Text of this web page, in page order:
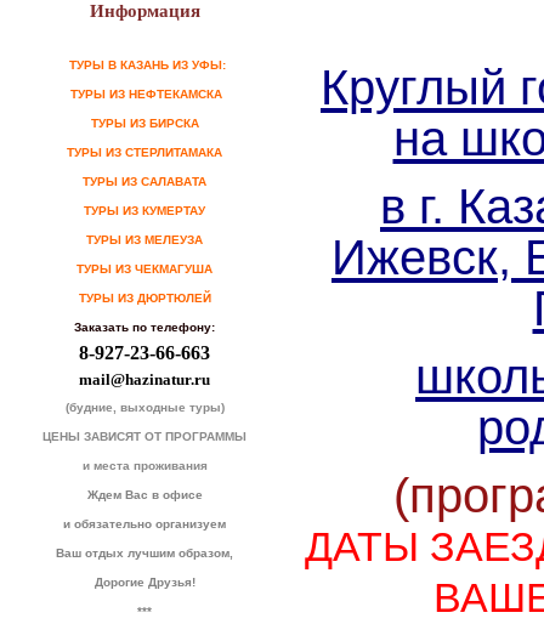
Информация
ТУРЫ В КАЗАНЬ ИЗ УФЫ:
ТУРЫ ИЗ НЕФТЕКАМСКА
ТУРЫ ИЗ БИРСКА
ТУРЫ ИЗ СТЕРЛИТАМАКА
ТУРЫ ИЗ САЛАВАТА
ТУРЫ ИЗ КУМЕРТАУ
ТУРЫ ИЗ МЕЛЕУЗА
ТУРЫ ИЗ ЧЕКМАГУША
ТУРЫ ИЗ ДЮРТЮЛЕЙ
Заказать по телефону:
8-927-23-66-663
mail@hazinatur.ru
(будние, выходные туры)
ЦЕНЫ ЗАВИСЯТ ОТ ПРОГРАММЫ
и места проживания
Ждем Вас в офисе
и обязательно организуем
Ваш отдых лучшим образом,
Дорогие Друзья!
***
Круглый
на
в г.
Ижевск,
ДАТЫ